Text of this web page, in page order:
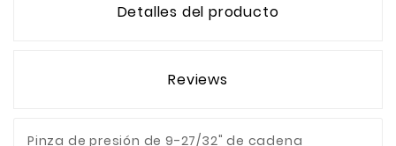
Detalles del producto
Reviews
Pinza de presión de 9-27/32" de cadena